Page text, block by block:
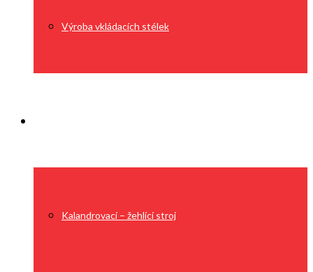
Výroba vkládacích stélek
Kalandrovací – žehlící stroj